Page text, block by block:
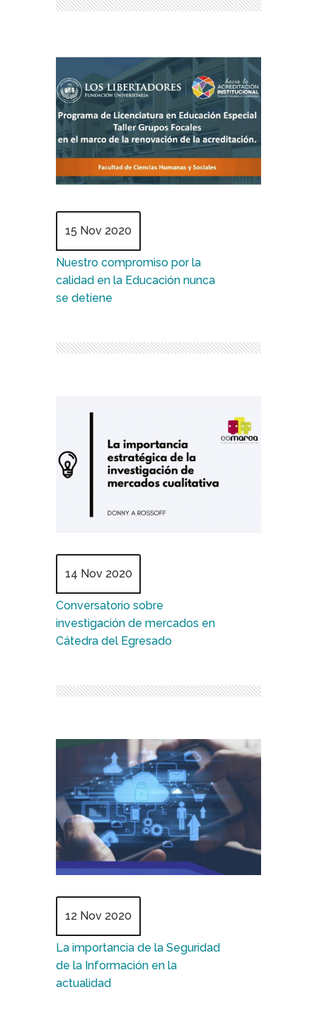
15 Nov 2020
Nuestro compromiso por la
calidad en la Educación nunca
se detiene
14 Nov 2020
Conversatorio sobre
investigación de mercados en
Cátedra del Egresado
12 Nov 2020
La importancia de la Seguridad
de la Información en la
actualidad